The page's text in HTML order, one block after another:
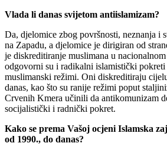
Vlada li danas svijetom antiislamizam?
Da, djelomice zbog površnosti, neznanja i
na Zapadu, a djelomice je dirigiran od
je diskreditiranje muslimana u
odgovorni su i radikalni islamistički
muslimanski režimi. Oni diskreditiraju
danas, kao što su ranije režimi poput
Crvenih Kmera učinili da antikomunizam
socijalistički i radnički pokret.
Kako se prema Vašoj ocjeni Islamska
od 1990., do danas?